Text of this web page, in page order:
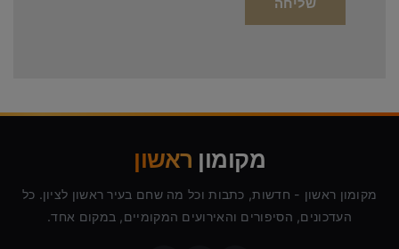
מקומון ראשון
מקומון ראשון - חדשות, כתבות וכל מה שחם בעיר ראשון לציון. כל
העדכונים, הסיפורים והאירועים המקומיים, במקום אחד.